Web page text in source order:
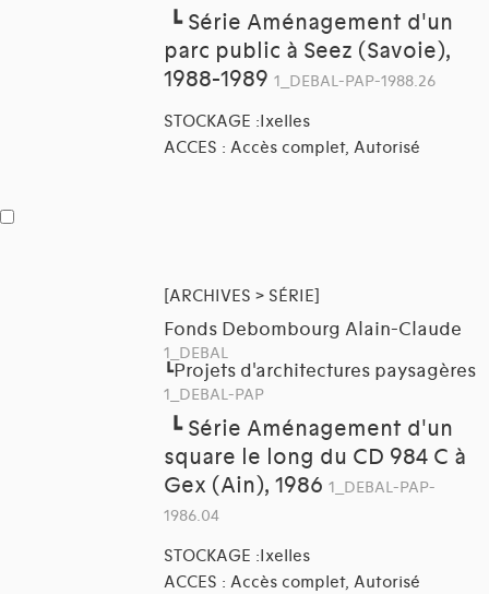
┗ Série Aménagement d'un
parc public à Seez (Savoie),
1988-1989 1_DEBAL-PAP-1988.26
STOCKAGE :Ixelles
ACCES : Accès complet, Autorisé
[ARCHIVES > SÉRIE]
Fonds Debombourg Alain-Claude
1_DEBAL
┗Projets d'architectures paysagères
1_DEBAL-PAP
┗ Série Aménagement d'un
square le long du CD 984 C à
Gex (Ain), 1986 1_DEBAL-PAP-
1986.04
STOCKAGE :Ixelles
ACCES : Accès complet, Autorisé